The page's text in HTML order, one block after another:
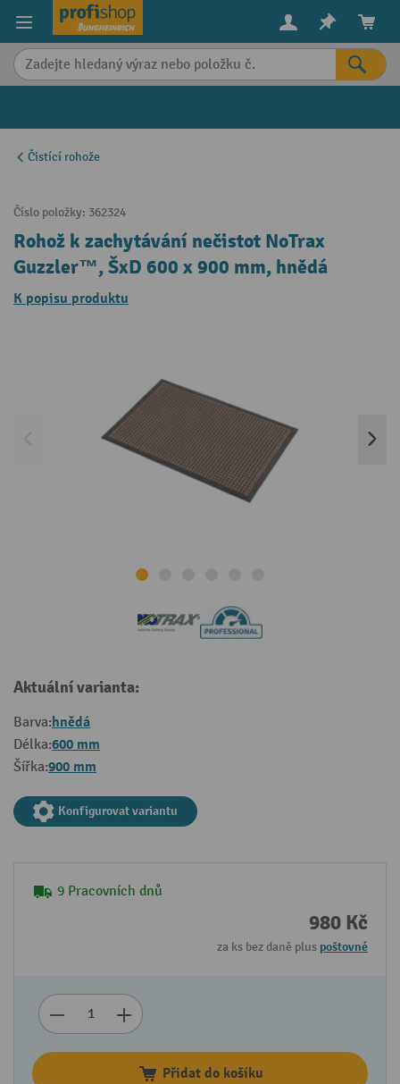
content
Čistící rohože
Číslo položky: 362324
Rohož k zachytávání nečistot NoTrax
Guzzler™, ŠxD 600 x 900 mm, hnědá
K popisu produktu
Aktuální varianta:
Barva:hnědá
Délka:600 mm
Šířka:900 mm
Konfigurovat variantu
9 Pracovních dnů
980 Kč
za ks bez daně plus poštovné
Přidat do košíku